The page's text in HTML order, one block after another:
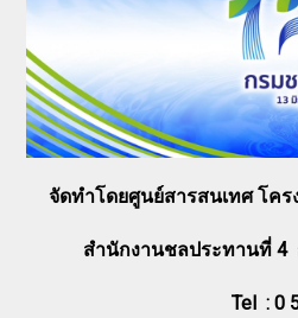
จัดทำโดยศูนย์สารสนเทศ โค
สำนักงานชลประทานที่ 4
Tel : 0